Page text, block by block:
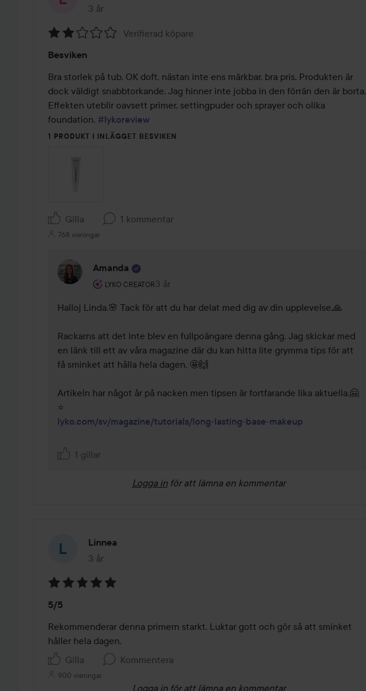
3 år
Inlägget skapades 3 år
2
av
5
Verifierad köpare
Besviken
Bra storlek på tub, OK doft, nästan inte ens märkbar, bra pris. Produkten är
dock väldigt snabbtorkande. Jag hinner inte jobba in den förrän den är borta.
Effekten uteblir oavsett primer, settingpuder och sprayer och olika
foundation. #lykoreview
1 PRODUKT I INLÄGGET BESVIKEN
Gilla 1 kommentar
768 visningar
Amanda
LYKO CREATOR
Användarens roll: Lyko Creator.
3 år
Kommentaren lades 3 år
Halloj Linda.🌸 Tack för att du har delat med dig av din upplevelse.🙏
Rackarns att det inte blev en fullpoängare denna gång. Jag skickar med
en länk till ett av våra magazine där du kan hitta lite grymma tips för att
få sminket att hålla hela dagen. 🤩🙌
Artikeln har något år på nacken men tipsen är fortfarande lika aktuella.🤗
lyko.com/sv/magazine/tutorials/long-lasting-base-makeup
1 gillar
Logga in för att lämna en kommentar
Linnea
3 år
Inlägget skapades 3 år
5
av
5
5/5
Rekommenderar denna primern starkt. Luktar gott och gör så att sminket
håller hela dagen.
Gilla
Kommentera
900 visningar
Logga in för att lämna en kommentar